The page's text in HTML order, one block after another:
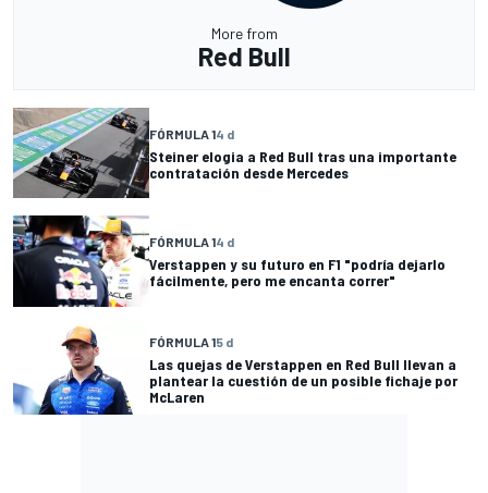
More from
Red Bull
FÓRMULA 14 d
Steiner elogia a Red Bull tras una importante
contratación desde Mercedes
FÓRMULA 14 d
Verstappen y su futuro en F1 "podría dejarlo
fácilmente, pero me encanta correr"
FÓRMULA 15 d
Las quejas de Verstappen en Red Bull llevan a
plantear la cuestión de un posible fichaje por
McLaren